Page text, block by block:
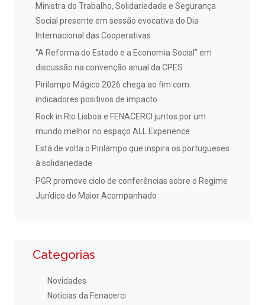
Ministra do Trabalho, Solidariedade e Segurança
Social presente em sessão evocativa do Dia
Internacional das Cooperativas
“A Reforma do Estado e a Economia Social” em
discussão na convenção anual da CPES
Pirilampo Mágico 2026 chega ao fim com
indicadores positivos de impacto
Rock in Rio Lisboa e FENACERCI juntos por um
mundo melhor no espaço ALL Experience
Está de volta o Pirilampo que inspira os portugueses
à solidariedade
PGR promove ciclo de conferências sobre o Regime
Jurídico do Maior Acompanhado
Categorias
Novidades
Notícias da Fenacerci